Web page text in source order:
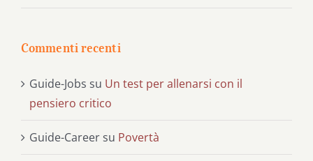
Commenti recenti
Guide-Jobs su Un test per allenarsi con il
pensiero critico
Guide-Career su Povertà